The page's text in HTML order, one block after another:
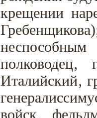
крещении
полководец‚
Италийский‚
войск‚